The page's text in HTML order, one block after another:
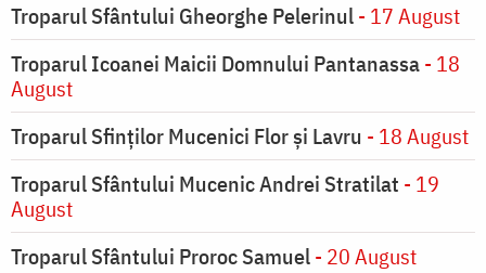
Troparul Sfântului Gheorghe Pelerinul- 17 August
Troparul Icoanei Maicii Domnului Pantanassa- 18
August
Troparul Sfinţilor Mucenici Flor şi Lavru - 18 August
Troparul Sfântului Mucenic Andrei Stratilat - 19
August
Troparul Sfântului Proroc Samuel- 20 August